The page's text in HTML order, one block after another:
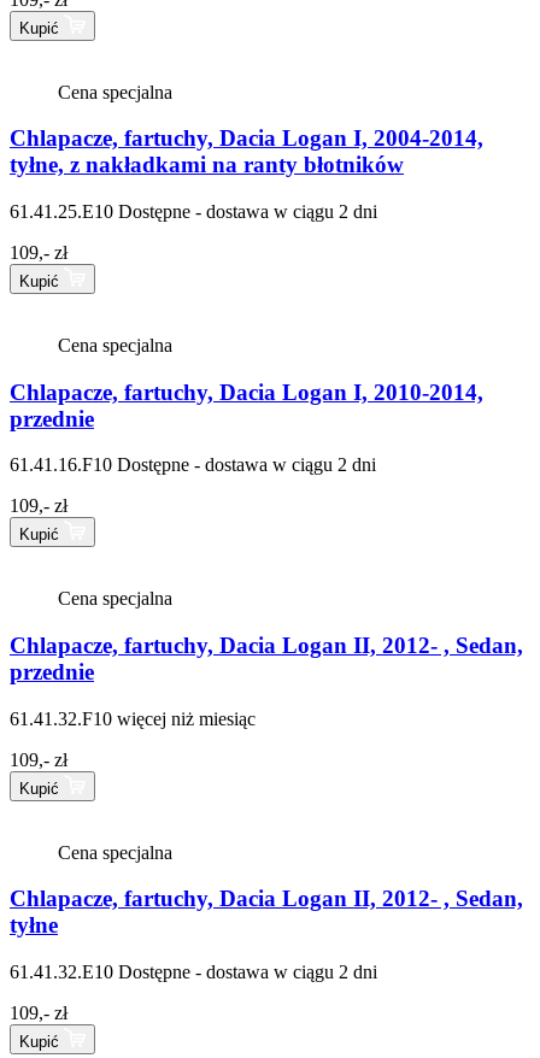
Kupić
Cena specjalna
Chlapacze, fartuchy, Dacia Logan I, 2004-2014,
tyłne, z nakładkami na ranty błotników
61.41.25.E10 Dostępne - dostawa w ciągu 2 dni
109,- zł
Kupić
Cena specjalna
Chlapacze, fartuchy, Dacia Logan I, 2010-2014,
przednie
61.41.16.F10 Dostępne - dostawa w ciągu 2 dni
109,- zł
Kupić
Cena specjalna
Chlapacze, fartuchy, Dacia Logan II, 2012- , Sedan,
przednie
61.41.32.F10 więcej niż miesiąc
109,- zł
Kupić
Cena specjalna
Chlapacze, fartuchy, Dacia Logan II, 2012- , Sedan,
tyłne
61.41.32.E10 Dostępne - dostawa w ciągu 2 dni
109,- zł
Kupić